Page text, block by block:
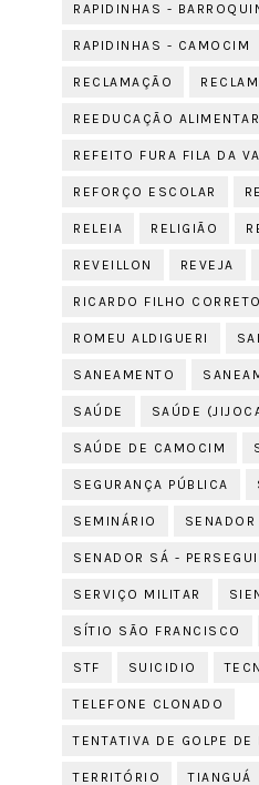
RAPIDINHAS -
RAPIDINHAS - CAMOCIM
RECLAMAÇÃO
REEDUCAÇÃO ALIMENTAR
REFEITO FURA FILA DA
REFORÇO ESCOLAR
RELEIA RELIGIÃO
REVEILLON REVEJA
RICARDO FILHO
ROMEU ALDIGUERI
SANEAMENTO
SAÚDE SAÚDE
SAÚDE DE CAMOCIM
SEGURANÇA PÚBLICA
SEMINÁRIO SENADOR
SENADOR SÁ -
SERVIÇO MILITAR
SÍTIO SÃO FRANCISCO
STF SUICIDIO
TELEFONE CLONADO
TENTATIVA DE GOLPE DE
TERRITÓRIO TIANGUÁ